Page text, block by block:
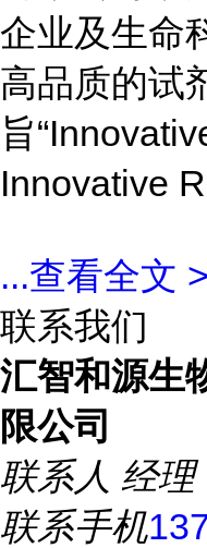
企业及生命
高品质的试
旨
Innovative
...查看全文 >
联系我们
汇智和源生
限公司
联系人 经理
联系手机